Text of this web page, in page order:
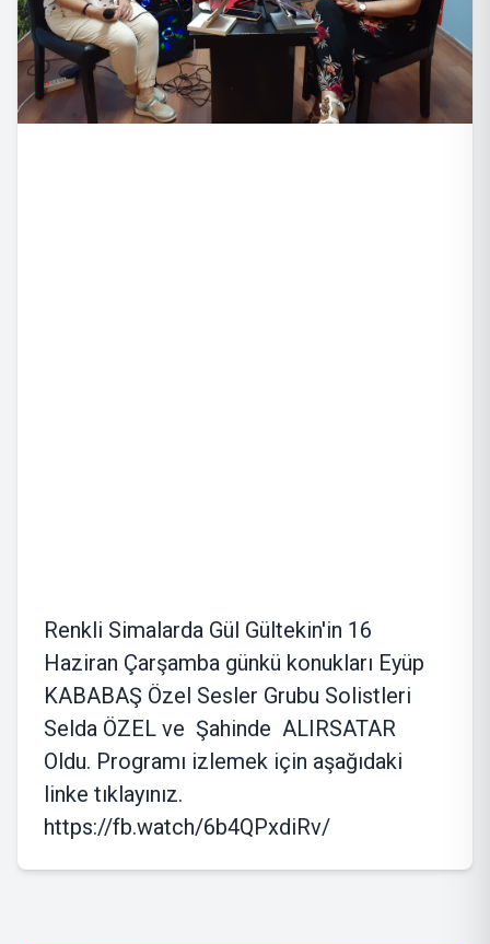
Renkli Simalarda Gül Gültekin'in 16
Haziran Çarşamba günkü konukları Eyüp
KABABAŞ Özel Sesler Grubu Solistleri
Selda ÖZEL ve Şahinde ALIRSATAR
Oldu. Programı izlemek için aşağıdaki
linke tıklayınız.
https://fb.watch/6b4QPxdiRv/